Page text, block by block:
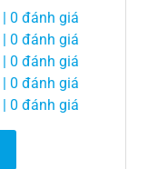
| 0 đánh giá
| 0 đánh giá
| 0 đánh giá
| 0 đánh giá
| 0 đánh giá